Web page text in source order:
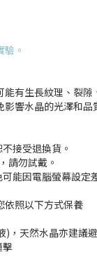
。
有生長紋理、裂
響水晶的光澤和品
接受退換貨。
請勿試戴。
能因電腦螢幕設定
照以下方式保養
)，天然水晶亦建議
擊